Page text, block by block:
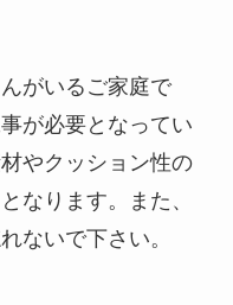
がいるご家庭で
が必要となってい
やクッション性の
なります。また、
ないで下さい。